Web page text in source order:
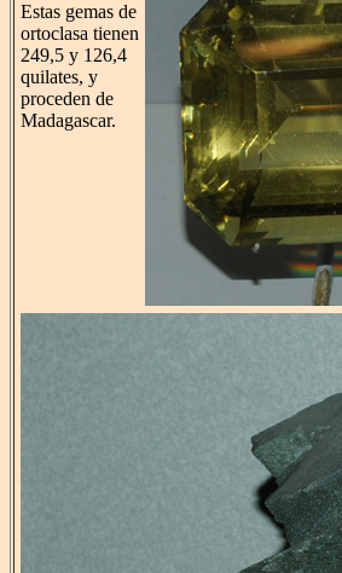
Estas gemas de
ortoclasa tienen
249,5 y 126,4
quilates, y
proceden de
Madagascar.